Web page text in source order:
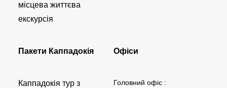
місцева життєва
екскурсія
Пакети Каппадокія
Каппадокія тур з
Офіси
Головний офіс :